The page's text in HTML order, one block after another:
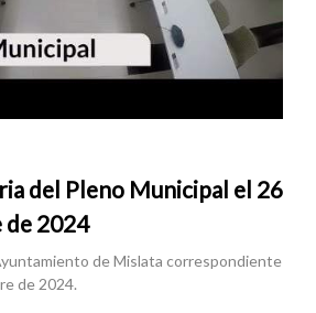
del Pleno Municipal el 26
de 2024
de Mislata correspondiente
de 2024.